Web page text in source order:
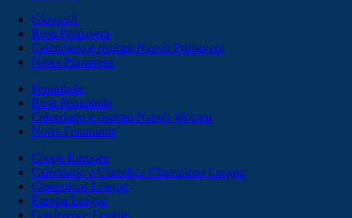
Giovanili
Rosa Primavera
Calendario e risultati Napoli Primavera
News Primavera
Femminile
Rosa Femminile
Calendario e risultati Napoli Women
News Femminile
Coppe Europee
Calendario e Classifica Champions League
Champions League
Europa League
Conference League